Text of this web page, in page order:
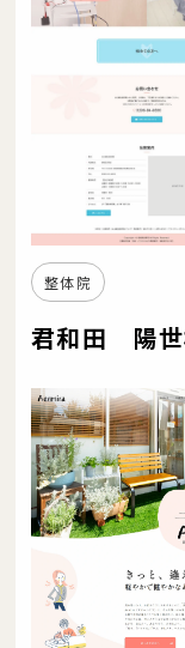
整体院
君和田 陽世